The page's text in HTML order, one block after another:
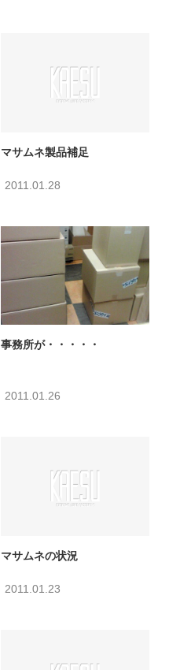
マサムネ製品補足
2011.01.28
事務所が・・・・・
2011.01.26
マサムネの状況
2011.01.23